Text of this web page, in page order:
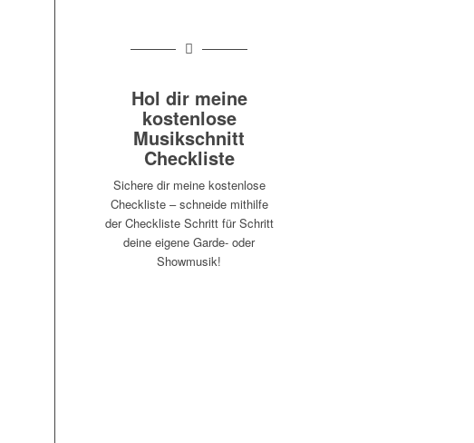
Hol dir meine
kostenlose
Musikschnitt
Checkliste
Sichere dir meine kostenlose
Checkliste – schneide mithilfe
der Checkliste Schritt für Schritt
deine eigene Garde- oder
Showmusik!